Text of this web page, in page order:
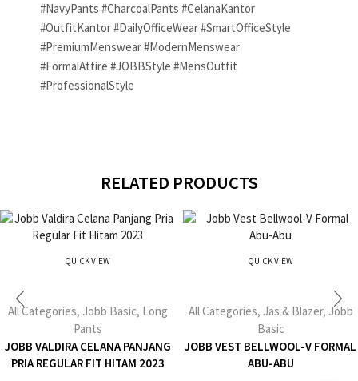
#NavyPants #CharcoalPants #CelanaKantor
#OutfitKantor #DailyOfficeWear #SmartOfficeStyle
#PremiumMenswear #ModernMenswear
#FormalAttire #JOBBStyle #MensOutfit
#ProfessionalStyle
RELATED PRODUCTS
QUICK VIEW
All Categories, Jobb Basic, Long
Pants
JOBB VALDIRA CELANA PANJANG
PRIA REGULAR FIT HITAM 2023
QUICK VIEW
All Categories, Jas & Blazer, Jobb
Basic
JOBB VEST BELLWOOL-V FORMAL
ABU-ABU